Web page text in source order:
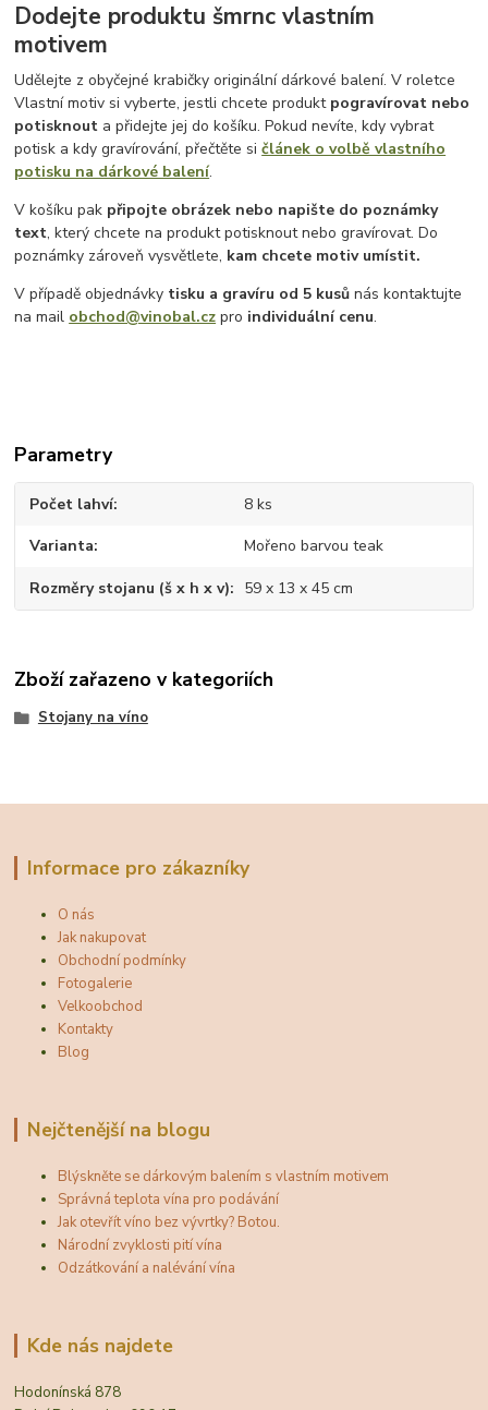
Dodejte produktu šmrnc vlastním
motivem
Udělejte z obyčejné krabičky originální dárkové balení. V roletce
Vlastní motiv si vyberte, jestli chcete produkt pogravírovat nebo
potisknout a přidejte jej do košíku. Pokud nevíte, kdy vybrat
potisk a kdy gravírování, přečtěte sičlánek o volbě vlastního
potisku na dárkové balení.
V košíku pak připojte obrázek nebo napište do poznámky
text, který chcete na produkt potisknout nebo gravírovat. Do
poznámky zároveň vysvětlete, kam chcete motiv umístit.
V případě objednávky tisku a gravíru od 5 kusů nás kontaktujte
na mail obchod@vinobal.cz pro individuální cenu.
Parametry
Počet lahví 8 ks
Varianta Mořeno barvou teak
Rozměry stojanu (š x h x v) 59 x 13 x 45 cm
Zboží zařazeno v kategoriích
Stojany na víno
Informace pro zákazníky
O nás
Jak nakupovat
Obchodní podmínky
Fotogalerie
Velkoobchod
Kontakty
Blog
Nejčtenější na blogu
Blýskněte se dárkovým balením s vlastním motivem
Správná teplota vína pro podávání
Jak otevřít víno bez vývrtky? Botou.
Národní zvyklosti pití vína
Odzátkování a nalévání vína
Kde nás najdete
Hodonínská 878